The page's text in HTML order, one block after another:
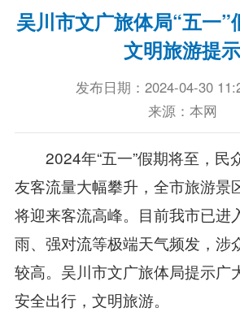
吴川市文广旅体局“五一”
文明旅游提示
发布日期：2024-04-30
来源：本网
2024年“五一”假期将至，民
友客流量大幅攀升，全市旅游景
将迎来客流高峰。目前我市已进
雨、强对流等极端天气频发，涉
较高。吴川市文广旅体局提示广
安全出行，文明旅游。